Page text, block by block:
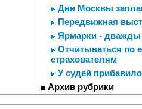
Дни Москвы
Передвижная
Ярмарки -
Отчитываться по
страхователям
У судей
Архив рубрики